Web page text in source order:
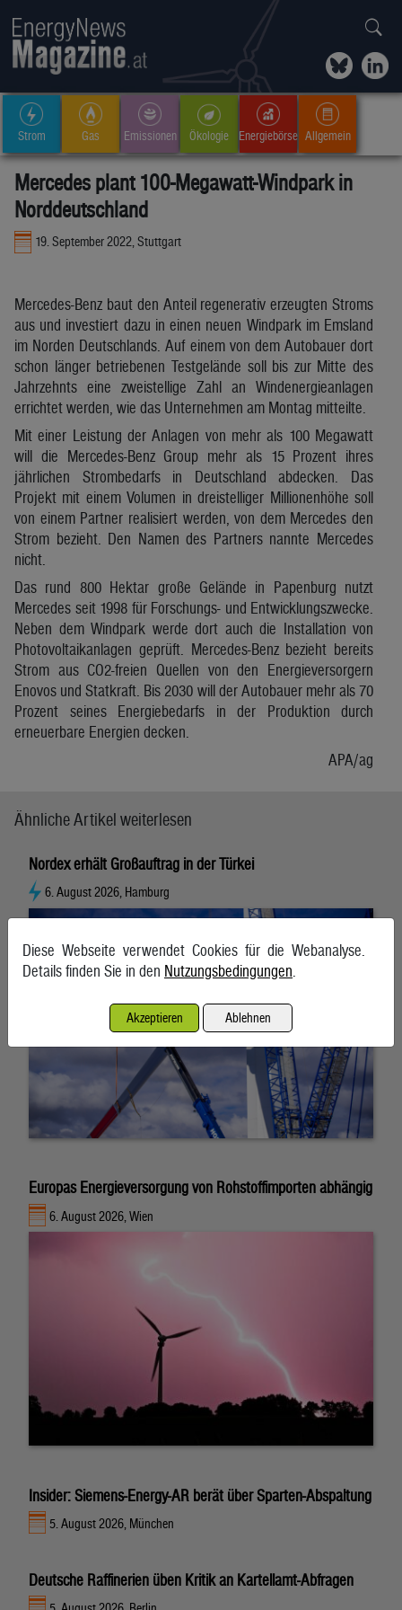
Strom Gas Emissionen Ökologie Energiebörse Allgemein
Mercedes plant 100-Megawatt-Windpark in
Norddeutschland
19. September 2022, Stuttgart
Mercedes-Benz baut den Anteil regenerativ erzeugten Stroms
aus und investiert dazu in einen neuen Windpark im Emsland
im Norden Deutschlands. Auf einem von dem Autobauer dort
schon länger betriebenen Testgelände soll bis zur Mitte des
Jahrzehnts eine zweistellige Zahl an Windenergieanlagen
errichtet werden, wie das Unternehmen am Montag mitteilte.
Mit einer Leistung der Anlagen von mehr als 100 Megawatt
will die Mercedes-Benz Group mehr als 15 Prozent ihres
jährlichen Strombedarfs in Deutschland abdecken. Das
Projekt mit einem Volumen in dreistelliger Millionenhöhe soll
von einem Partner realisiert werden, von dem Mercedes den
Strom bezieht. Den Namen des Partners nannte Mercedes
nicht.
Das rund 800 Hektar große Gelände in Papenburg nutzt
Mercedes seit 1998 für Forschungs- und Entwicklungszwecke.
Neben dem Windpark werde dort auch die Installation von
Photovoltaikanlagen geprüft. Mercedes-Benz bezieht bereits
Strom aus CO2-freien Quellen von den Energieversorgern
Enovos und Statkraft. Bis 2030 will der Autobauer mehr als 70
Prozent seines Energiebedarfs in der Produktion durch
erneuerbare Energien decken.
APA/ag
Ähnliche Artikel weiterlesen
Nordex erhält Großauftrag in der Türkei
6. August 2026, Hamburg
Europas Energieversorgung von Rohstoffimporten abhängig
6. August 2026, Wien
Insider: Siemens-Energy-AR berät über Sparten-Abspaltung
5. August 2026, München
Deutsche Raffinerien üben Kritik an Kartellamt-Abfragen
Diese Webseite verwendet Cookies für die Webanalyse.
Details finden Sie in den Nutzungsbedingungen
Akzeptieren Ablehnen